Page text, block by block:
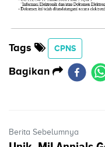
Tags CPNS
Bagikan
Berita Sebelumnya